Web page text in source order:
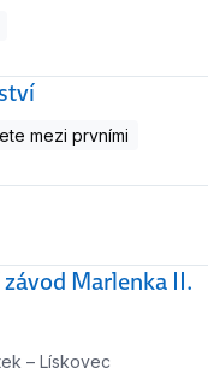
mezi prvními
Marlenka II.
– Lískovec